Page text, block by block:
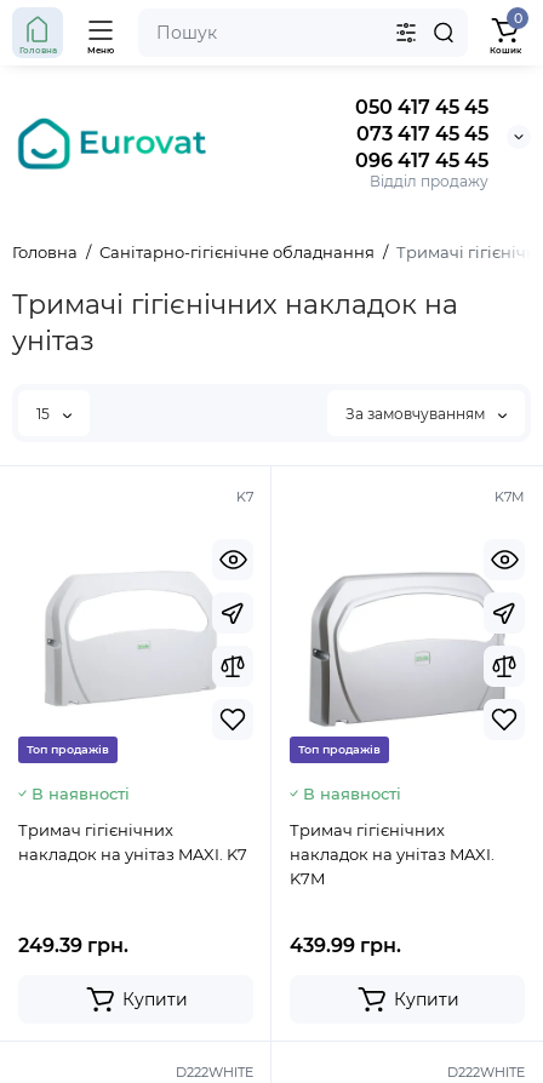
050 417 45 45
073 417 45 45
096 417 45 45
Відділ продажу
Головна Меню
0
Кошик
Головна Санітарно-гігієнічне обладнання Тримачі
Тримачі гігієнічних накладок на
унітаз
15 За замовчуванням
K7
Топ продажів
В наявності
Тримач гігієнічних
накладок на унітаз MAXI. K7
249.39 грн.
Купити
K7M
Топ продажів
В наявності
Тримач гігієнічних
накладок на унітаз MAXI.
K7M
439.99 грн.
Купити
D222WHITE D222WHITE